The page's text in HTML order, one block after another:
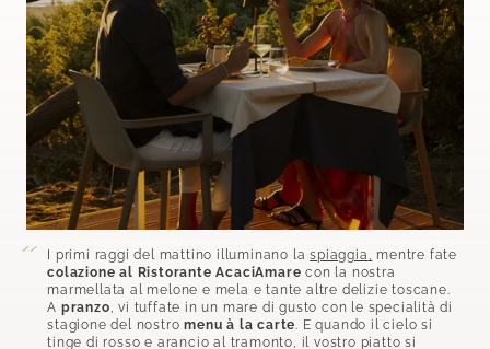
I primi raggi del mattino illuminano laspiaggia
mentre fate
colazione al Ristorante AcaciAmare con la nostra
marmellata al melone e mela e tante altre delizie toscane.
A pranzo , vi tuffate in un mare di gusto con le specialità di
stagione del nostromenu à la carte . E quando il cielo si
tinge di rosso e arancio al tramonto, il vostro piatto si